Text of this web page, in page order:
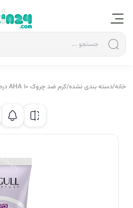
خانه/دسته بندی نشده/کرم ضد چروک AHA 10 درصد سی گل مناسب انواع پوست ۴۰ میلی لیتر